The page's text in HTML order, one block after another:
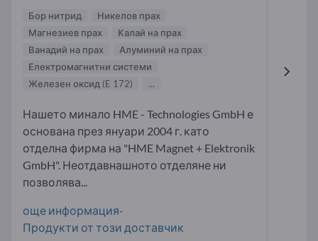
Бор нитрид
Никелов прах
Магнезиев прах
Калай на прах
Ванадий на прах
Алуминий на прах
Електромагнитни системи
Железен оксид (E 172)
...
Нашето минало HME - Technologies GmbH е
основана през януари 2004 г. като
отделна фирма на "HME Magnet + Elektronik
GmbH". Неотдавнашното отделяне ни
позволява...
още информация-
Продукти от този доставчик